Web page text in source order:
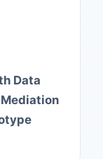
Data